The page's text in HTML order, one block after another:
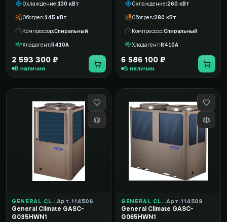
Охлаждение 130 кВт
Обогрев 145 кВт
Компрессор Спиральный
Хладагент R410A
2 593 300 ₽
В наличии
Охлаждение 260 кВт
Обогрев 280 кВт
Компрессор Спиральный
Хладагент R410A
6 586 100 ₽
В наличии
GENERAL CLIMATEАрт. 114508
General Climate GASC-
G035HWN1
GENERAL CLIMATEАрт. 114509
General Climate GASC-
G065HWN1